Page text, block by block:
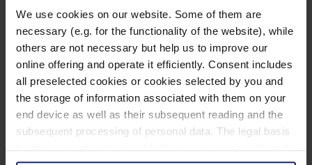
We use cookies on our website. Some of them are
necessary (e.g. for the functionality of the website), while
others are not necessary but help us to improve our
online offering and operate it efficiently. Consent includes
all preselected cookies or cookies selected by you and
the storage of information associated with them on your
end device as well as their subsequent reading and the
subsequent processing of personal data. The legal basis
for the consent with regard to the storage and reading of
Welche Vögel sind Felsenbrüter?
By Franziska T.
April 12, 2023
Jetzt lesen
NeuVogelwelt
2 Min Lesezeit